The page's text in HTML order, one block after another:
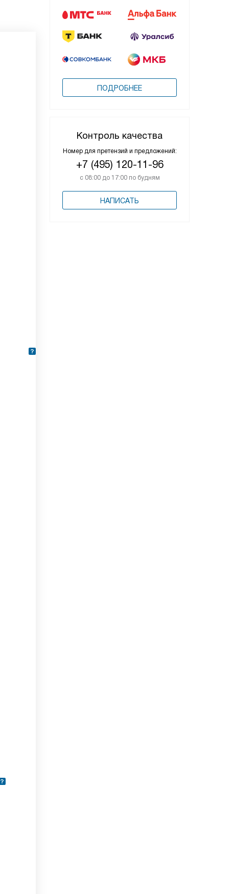
ПОДРОБНЕЕ
Контроль качества
Номер для претензий и предложений:
+7 (495) 120-11-96
с 08:00 до 17:00 по будням
НАПИСАТЬ